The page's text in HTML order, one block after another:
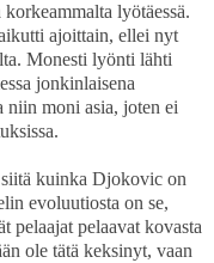
lyötäessä.
ajoittain, ellei nyt
Monesti lyönti lähti
jonkinlaisena
moni asia, joten ei
kuinka Djokovic on
evoluutiosta on se,
pelaajat pelaavat kovasta
ole tätä keksinyt, vaan